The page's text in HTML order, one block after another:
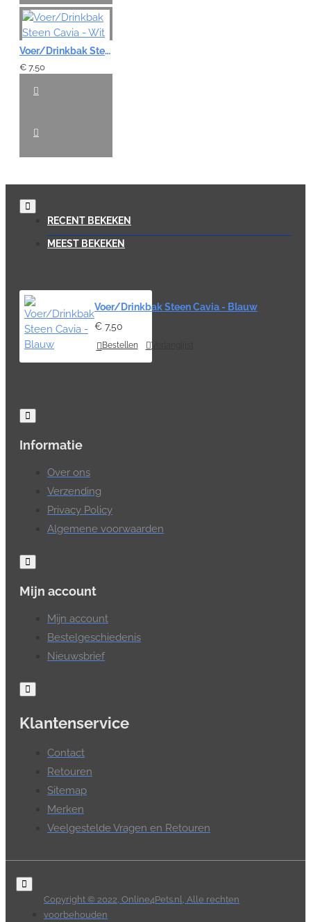
Voer/Drinkbak Steen Cavia - Wit
€ 7,50
RECENT BEKEKEN
MEEST BEKEKEN
Voer/Drinkbak Steen Cavia - Blauw
€ 7,50
Bestellen Verlanglijst
Informatie
Over ons
Verzending
Privacy Policy
Algemene voorwaarden
Mijn account
Mijn account
Bestelgeschiedenis
Nieuwsbrief
Klantenservice
Contact
Retouren
Sitemap
Merken
Veelgestelde Vragen en Retouren
Copyright © 2022, Online4Pets.nl, Alle rechten
voorbehouden